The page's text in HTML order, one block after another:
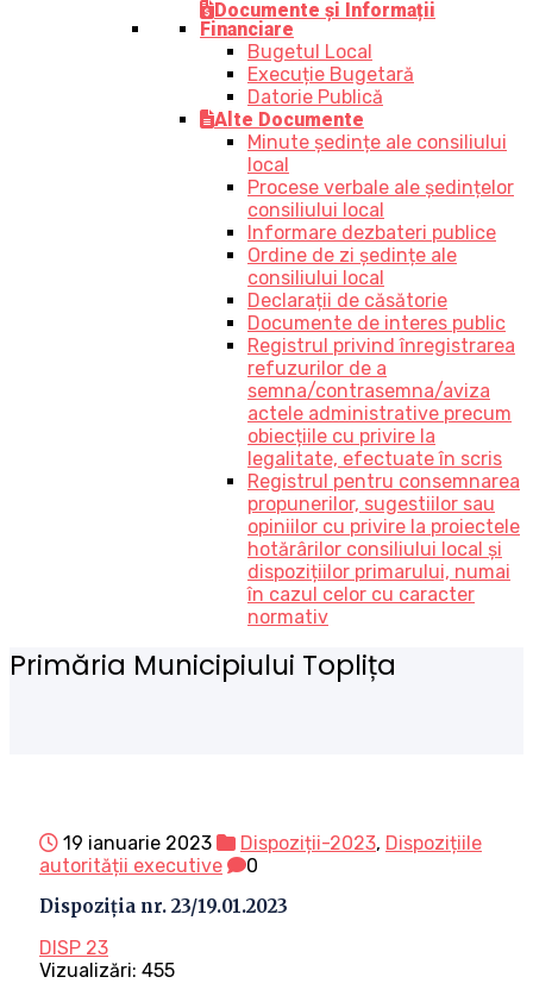
Documente și Informații
Financiare
Bugetul Local
Execuție Bugetară
Datorie Publică
Alte Documente
Minute ședințe ale consiliului
local
Procese verbale ale ședințelor
consiliului local
Informare dezbateri publice
Ordine de zi ședințe ale
consiliului local
Declarații de căsătorie
Documente de interes public
Registrul privind înregistrarea
refuzurilor de a
semna/contrasemna/aviza
actele administrative precum
obiecțiile cu privire la
legalitate, efectuate în scris
Registrul pentru consemnarea
propunerilor, sugestiilor sau
opiniilor cu privire la proiectele
hotărârilor consiliului local și
dispozițiilor primarului, numai
în cazul celor cu caracter
normativ
Primăria Municipiului Toplița
19 ianuarie 2023 Dispoziții-2023, Dispozițiile
autorității executive
0
Dispoziția nr. 23/19.01.2023
DISP 23
Vizualizări: 455